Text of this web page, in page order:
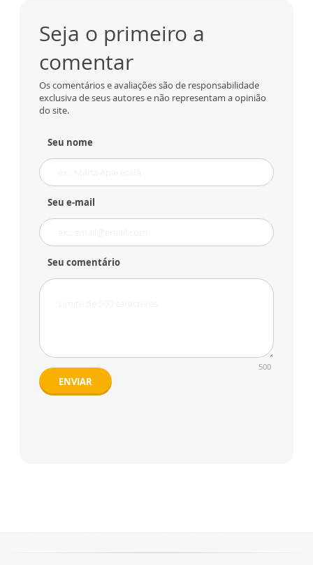
Seja o primeiro a
comentar
Os comentários e avaliações são de responsabilidade
exclusiva de seus autores e não representam a opinião
do site.
Seu nome
Seu e-mail
Seu comentário
500
ENVIAR